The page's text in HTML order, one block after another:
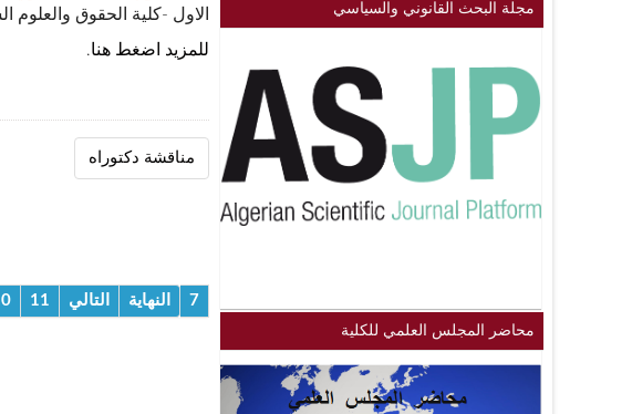
مجلة البحث القانوني والسياسي
محاضر المجلس العلمي للكلية
الاول -كلية الحقوق والعلوم
للمزيد اضغط هنا.
مناقشة دكتوراه
7
11 التالي النهاية